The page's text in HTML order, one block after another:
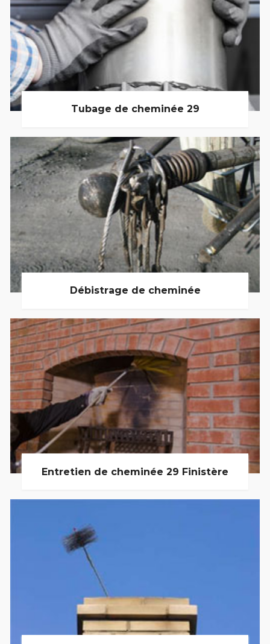
Tubage de cheminée 29
Débistrage de cheminée
Entretien de cheminée 29 Finistère